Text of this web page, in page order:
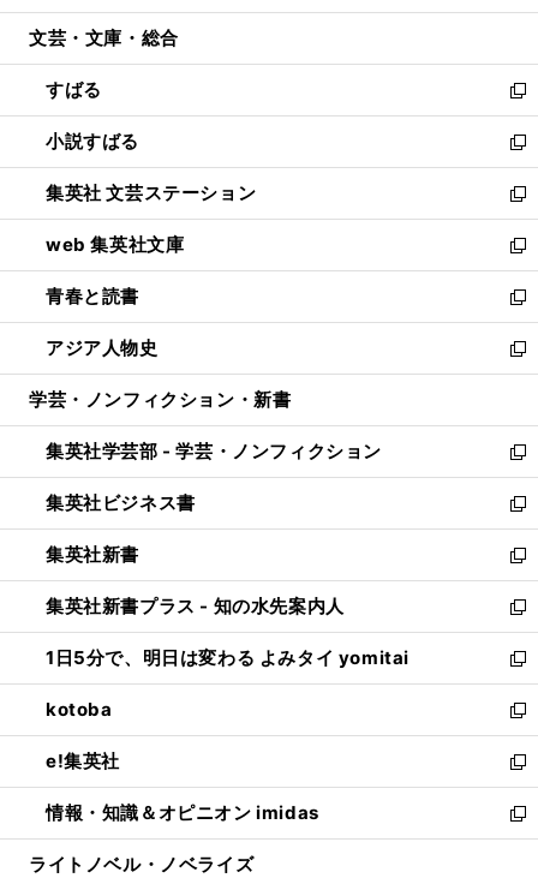
開
ウ
開
く
ン
ウ
で
開
く
ウ
ン
ド
ウ
で
開
く
文芸・文庫・総合
すばる
新
し
い
ウ
ィ
ン
ド
ウ
で
開
く
小説すばる
新
し
い
ウ
ィ
ン
ド
ウ
で
開
集英社 文芸ステーション
新
し
い
ウ
ィ
ン
ド
ウ
開
く
web 集英社文庫
新
し
い
ウ
ィ
ン
ウ
で
開
く
青春と読書
新
し
い
ウ
ン
ド
ウ
で
開
く
アジア人物史
新
し
ウ
ィ
ン
ド
ウ
で
開
く
学芸・ノンフィクション・新書
集英社学芸部 - 学芸・ノンフィクション
新
し
い
ウ
ィ
ン
ド
ウ
で
開
く
集英社ビジネス書
新
し
い
ウ
ィ
ン
ド
ウ
で
開
く
集英社新書
新
し
い
ウ
ィ
ン
ド
ウ
で
開
く
集英社新書プラス - 知の水先案内人
新
し
い
ウ
ィ
ン
ド
ウ
で
開
1日5分で、明日は変わる よみタイ yomitai
新
し
い
ウ
ィ
ン
ド
ウ
kotoba
新
し
い
ウ
ィ
ン
e!集英社
新
し
い
ウ
情報・知識＆オピニオン imidas
新
し
ライトノベル・ノベライズ